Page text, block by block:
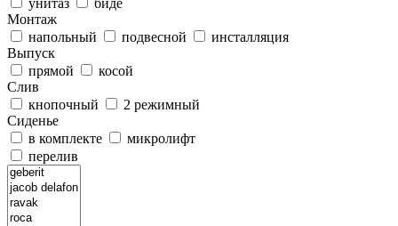
унитаз
биде
Монтаж
напольный
подвесной
инсталляция
Выпуск
прямой
косой
Слив
кнопочный
2 режимный
Сиденье
в комплекте
микролифт
перелив